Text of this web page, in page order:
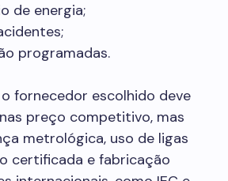
de energia;
programadas.
fornecedor escolhido deve
preço competitivo, mas
metrológica, uso de ligas
certificada e fabricação